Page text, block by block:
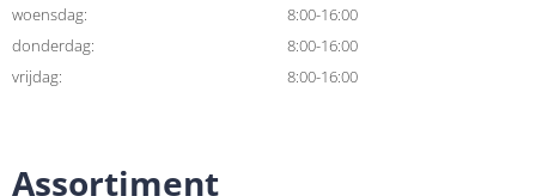
woensdag:
8:00-16:00
donderdag:
8:00-16:00
vrijdag:
8:00-16:00
Assortiment